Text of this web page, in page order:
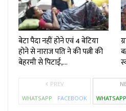
बेटा पैदा नहीं होने एवं 4 बेटिया
होने से नाराज पति ने की पत्नी की
बेहरमी से पिटाई,…
PREV
WHATSAPP
FACEBOOK
WHATSAPP